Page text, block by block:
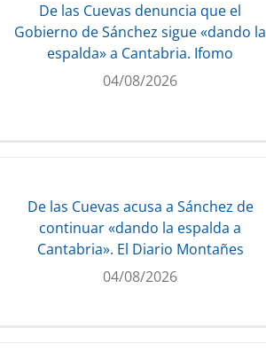
De las Cuevas denuncia que el
Gobierno de Sánchez sigue «dando la
espalda» a Cantabria. Ifomo
04/08/2026
De las Cuevas acusa a Sánchez de
continuar «dando la espalda a
Cantabria». El Diario Montañes
04/08/2026